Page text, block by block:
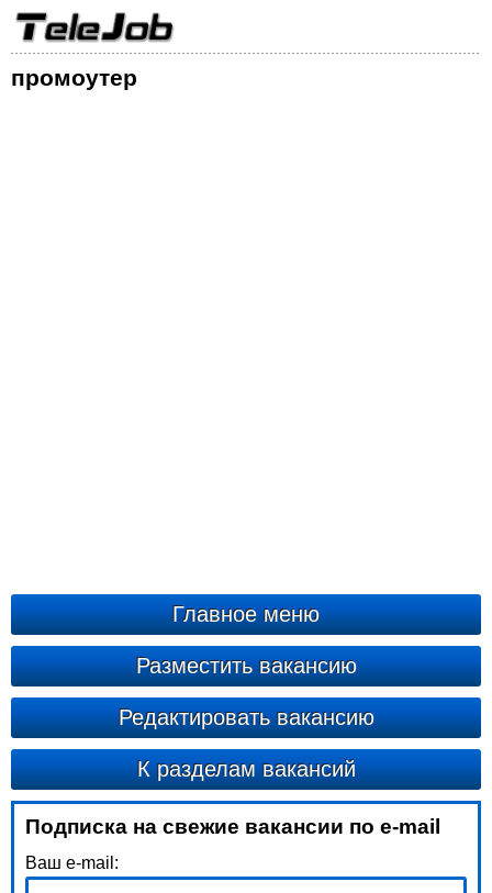
промоутер
Главное меню
Разместить вакансию
Редактировать вакансию
К разделам вакансий
Подписка на свежие вакансии по e-mail
Ваш e-mail: